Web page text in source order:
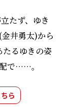
たず、ゆき
井勇太)から
たるゆきの姿
で……。
ら